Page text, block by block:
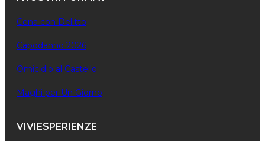
Cena con Delitto
Capodanno 2026
Omicidio al Castello
Maghi per Un Giorno
VIVIESPERIENZE